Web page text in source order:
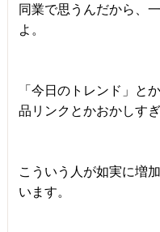
同業で思うんだから、
よ。
「今日のトレンド」と
品リンクとかおかしすぎ
こういう人が如実に増
います。